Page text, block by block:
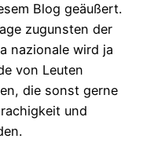
Blog geäußert.
zugunsten der
nazionale wird ja
von Leuten
die sonst gerne
und